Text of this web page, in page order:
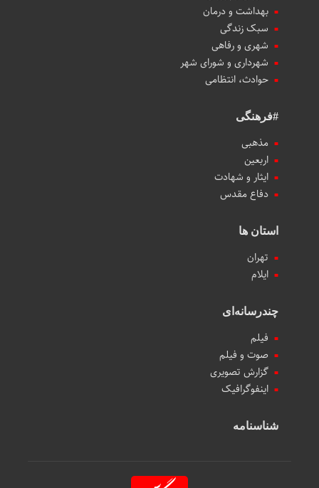
بهداشت و درمان
سبک زندگی
شهری و رفاهی
شهرداری و شورای شهر
حوادث، انتظامی
#فرهنگی
مذهبی
اربعین
ایثار و شهادت
دفاع مقدس
استان ها
تهران
ایلام
چندرسانه‌ای
فیلم
صوت و فیلم
گزارش تصویری
اینفوگرافیک
شناسنامه